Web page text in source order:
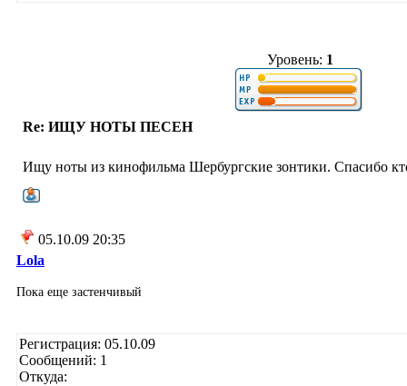
Уровень: 1
Re: ИЩУ НОТЫ ПЕСЕН
Ищу ноты из кинофильма Шербургские зонтики. Спасибо
05.10.09 20:35
Lola
Пока еще застенчивый
Регистрация: 05.10.09
Сообщений: 1
Откуда: